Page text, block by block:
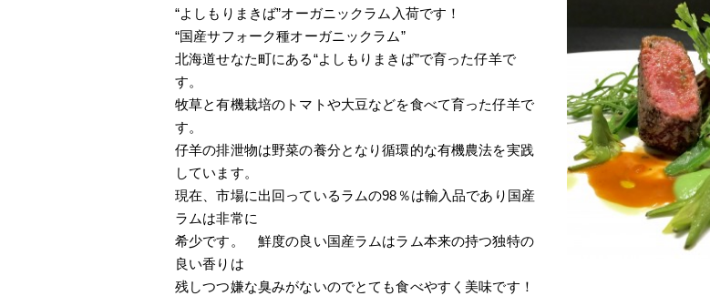
“よしもりまきば”オーガニックラム入荷です！
“国産サフォーク種オーガニックラム”
北海道せなた町にある“よしもりまきば”で育った仔羊で
す。
牧草と有機栽培のトマトや大豆などを食べて育った仔羊で
す。
仔羊の排泄物は野菜の養分となり循環的な有機農法を実践
しています。
現在、市場に出回っているラムの98％は輸入品であり国産
ラムは非常に
希少です。 鮮度の良い国産ラムはラム本来の持つ独特の
良い香りは
残しつつ嫌な臭みがないのでとても食べやすく美味です！